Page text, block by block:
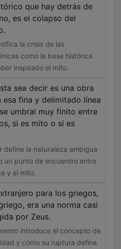
que hay detrás de
es el colapso del
la crisis de las
como la base histórica
inspirado el mito.
sea decir es una obra
esa fina y delimitado línea
umbral muy finito entre
si es mito o si es
define la naturaleza ambigua
un punto de encuentro entre
y el mito.
para los griegos,
era una norma casi
por Zeus.
introduce el concepto de
y cómo su ruptura define